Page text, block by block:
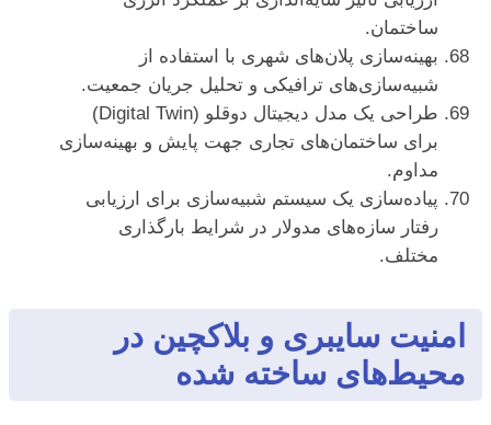
ساختمان.
بهینه‌سازی پلان‌های شهری با استفاده از
شبیه‌سازی‌های ترافیکی و تحلیل جریان جمعیت.
طراحی یک مدل دیجیتال دوقلو (Digital Twin)
برای ساختمان‌های تجاری جهت پایش و بهینه‌سازی
مداوم.
پیاده‌سازی یک سیستم شبیه‌سازی برای ارزیابی
رفتار سازه‌های مدولار در شرایط بارگذاری
مختلف.
امنیت سایبری و بلاکچین در
محیط‌های ساخته شده